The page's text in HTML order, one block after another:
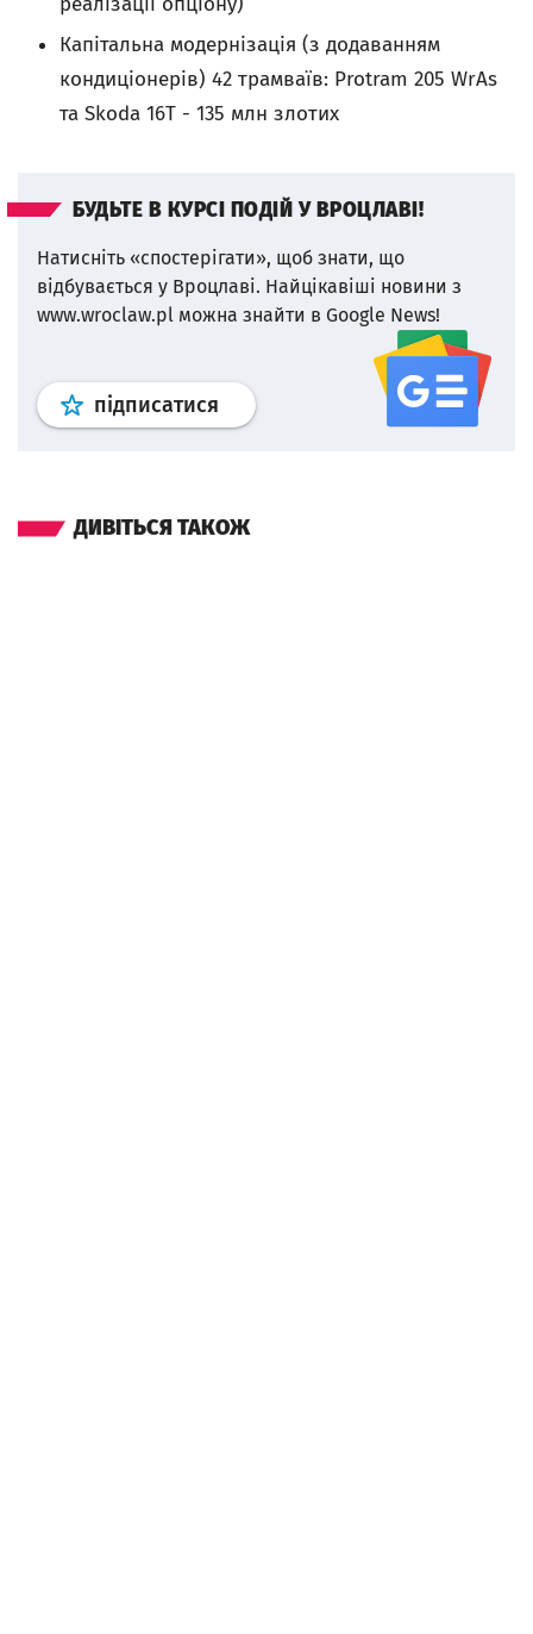
Капітальна модернізація (з додаванням
кондиціонерів) 42 трамваїв: Protram 205 WrAs
та Skоdа 16T - 135 млн злотих
БУДЬТЕ В КУРСІ ПОДІЙ У ВРОЦЛАВІ!
Натисніть «спостерігати», щоб знати, що
відбувається у Вроцлаві. Найцікавіші новини з
www.wroclaw.pl можна знайти в Google News!
підписатися Профіль google news
ДИВІТЬСЯ ТАКОЖ